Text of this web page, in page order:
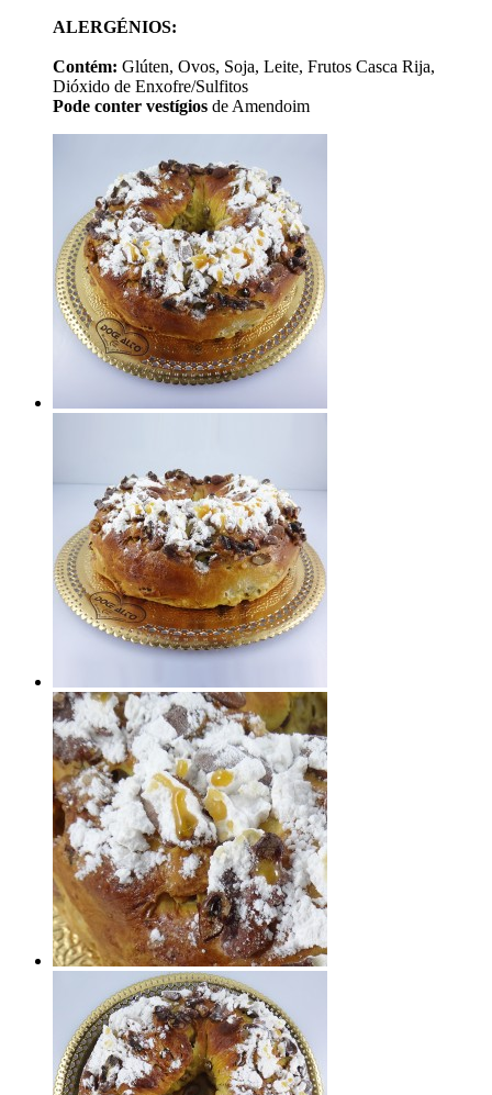
ALERGÉNIOS:
Contém: Glúten, Ovos, Soja, Leite, Frutos Casca Rija,
Dióxido de Enxofre/Sulfitos
Pode conter vestígios de Amendoim